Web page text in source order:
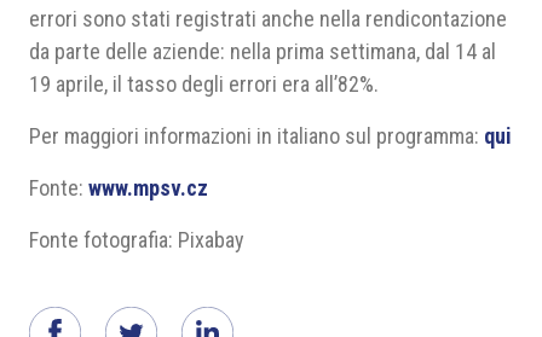
errori sono stati registrati anche nella rendicontazione
da parte delle aziende: nella prima settimana, dal 14 al
19 aprile, il tasso degli errori era all’82%.
Per maggiori informazioni in italiano sul programma: qui
Fonte: www.mpsv.cz
Fonte fotografia: Pixabay